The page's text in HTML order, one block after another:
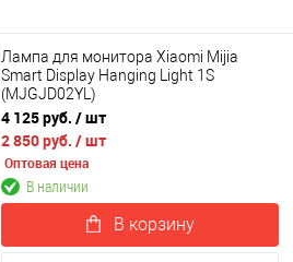
Лампа для монитора Xiaomi Mijia
Smart Display Hanging Light 1S
(MJGJD02YL)
4 125 руб. / шт
2 850 руб. / шт
Оптовая цена
В наличии
В корзину